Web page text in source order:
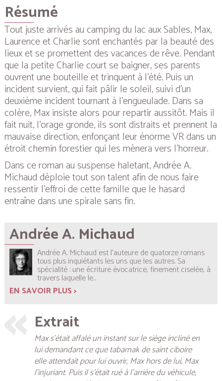
Résumé
Tout juste arrivés au camping du lac aux Sables, Max,
Laurence et Charlie sont enchantés par la beauté des
lieux et se promettent des vacances de rêve. Pendant
que la petite Charlie court se baigner, ses parents
ouvrent une bouteille et trinquent à l’été. Puis un
incident survient, qui fait pâlir le soleil, suivi d’un
deuxième incident tournant à l’engueulade. Dans sa
colère, Max insiste alors pour repartir aussitôt. Mais il
fait nuit, l’orage gronde, ils sont distraits et prennent la
mauvaise direction, enfonçant leur énorme VR dans un
étroit chemin forestier qui les mènera vers l’horreur.
Dans ce roman au suspense haletant, Andrée A.
Michaud déploie tout son talent afin de nous faire
ressentir l’effroi de cette famille que le hasard
entraîne dans une spirale sans fin.
Andrée A. Michaud
Andrée A. Michaud est l’auteure de quatorze romans
tous plus inquiétants les uns que les autres. Sa
spécialité : une écriture évocatrice, finement ciselée, à
travers laquelle le...
EN SAVOIR PLUS >
Extrait
Max s’était affalé un instant sur le siège incliné en
lui demandant ce que tabarnak de saint ciboire
elle attendait pour lui ouvrir, Max hors de lui, Max
l’injuriant. Puis il s’était rué à l’arrière du véhicule,